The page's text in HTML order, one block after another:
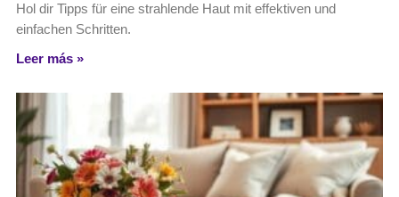
Hol dir Tipps für eine strahlende Haut mit effektiven und
einfachen Schritten.
Leer más »